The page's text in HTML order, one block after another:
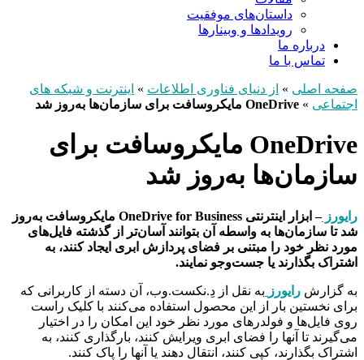
داستان‌های موفقیت
رویدادها و وبینارها
درباره ما
تماس با ما
صفحه اصلی » از دنیای فناوری اطلاعات » اینترنت و شبکه های
اجتماعی » OneDrive مایکروسافت برای سازمان‌ها به‌روز شد
OneDrive مایکروسافت برای
سازمان‌ها به‌روز شد
رایورز
– ابزار اینترنتی OneDrive for Business مایکروسافت به‌روز
شد تا سازمان‌ها به واسطه آن بتوانند آسان‌تر از گذشته فایل‌های
مورد نظر خود را مبتنی بر فضای پردازش ابری ایجاد کنند، به
اشتراک بگذارند یا جست‌وجو نمایند.
به گزارش رایورز به نقل از دِ.نکست.وب، آن دسته از کاربرانی که
برای نخستین بار از این محصول استفاده می‌کنند با کلیک راست
روی فایل‌ها و فولدرهای مورد نظر خود این امکان را در اختیار
می‌گیرند تا آنها را فضای ابری ویرایش کنند، بارگذاری کنند، به
اشتراک بگذارند، کپی کنند، انتقال دهند یا آنها را پاک کنند.